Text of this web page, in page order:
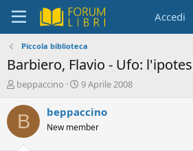
Accedi
Piccola biblioteca
Barbiero, Flavio - Ufo:
C
e
t
beppaccino
D
t
d
9 Aprile 2008
B beppaccino
New member